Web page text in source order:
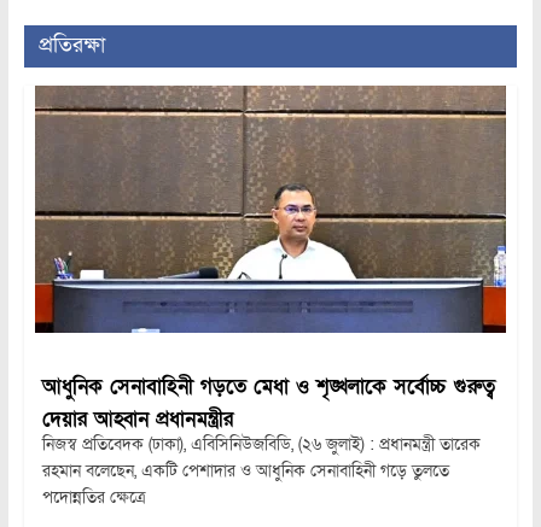
প্রতিরক্ষা
আধুনিক সেনাবাহিনী গড়তে মেধা ও শৃঙ্খলাকে সর্বোচ্চ গুরুত্ব
দেয়ার আহ্বান প্রধানমন্ত্রীর
নিজস্ব প্রতিবেদক (ঢাকা), এবিসিনিউজবিডি, (২৬ জুলাই) : প্রধানমন্ত্রী তারেক
রহমান বলেছেন, একটি পেশাদার ও আধুনিক সেনাবাহিনী গড়ে তুলতে
পদোন্নতির ক্ষেত্রে